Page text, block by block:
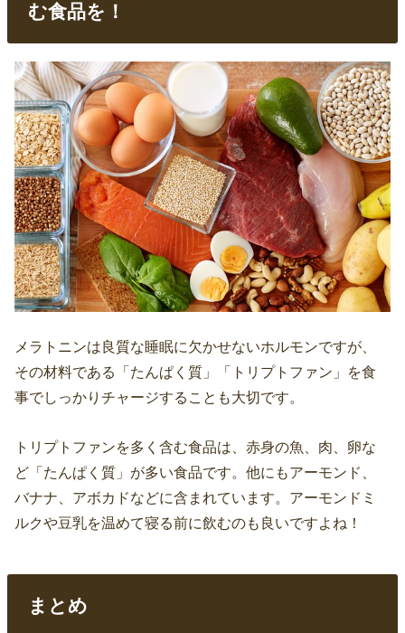
む食品を！
メラトニンは良質な睡眠に欠かせないホルモンですが、
その材料である「たんぱく質」「トリプトファン」を食
事でしっかりチャージすることも大切です。
トリプトファンを多く含む食品は、赤身の魚、肉、卵な
ど「たんぱく質」が多い食品です。他にもアーモンド、
バナナ、アボカドなどに含まれています。アーモンドミ
ルクや豆乳を温めて寝る前に飲むのも良いですよね！
まとめ